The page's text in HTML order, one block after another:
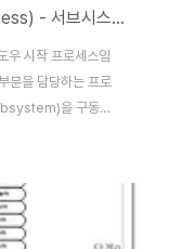
시스템 프로세스(Windows Startup Process) - 서브시스템(Subsystem)
우 시작 프로세스임
분을 담당하는 프로
을 구동하
사용자를 위해 유
수 있다. 이 프로세
다. 위 그림에 표시
세스인 Smss.exe,